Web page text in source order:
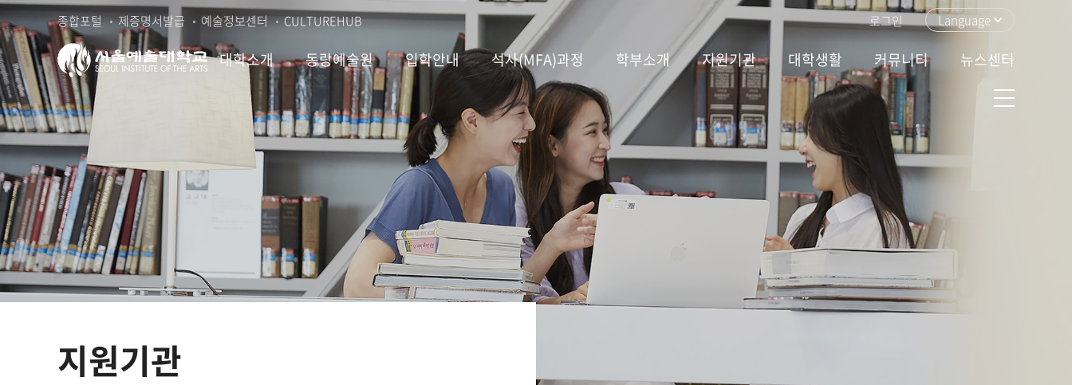
본
문
바
로
가
기
주
메
뉴
바
로
가
기
종합포털 제증명서발급 예술정보센터 CULTUREHUB 로그인 Language
대학소개 동랑예술원 입학안내 석사(MFA)과정 학부소개 지원기관 대학생활 커뮤니티 뉴스센터
지원기관